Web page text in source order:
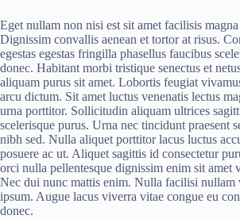
Eget nullam non nisi est sit amet facilisis
Dignissim convallis aenean et tortor at risus.
egestas egestas fringilla phasellus faucibus
donec. Habitant morbi tristique senectus et
aliquam purus sit amet. Lobortis feugiat
arcu dictum. Sit amet luctus venenatis lectus
urna porttitor. Sollicitudin aliquam ultrices
scelerisque purus. Urna nec tincidunt praesent
nibh sed. Nulla aliquet porttitor lacus luctus
posuere ac ut. Aliquet sagittis id consectetur
orci nulla pellentesque dignissim enim sit amet
Nec dui nunc mattis enim. Nulla facilisi nullam
ipsum. Augue lacus viverra vitae congue eu
donec.